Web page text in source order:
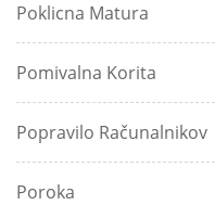
Poklicna Matura
Pomivalna Korita
Popravilo Računalnikov
Poroka